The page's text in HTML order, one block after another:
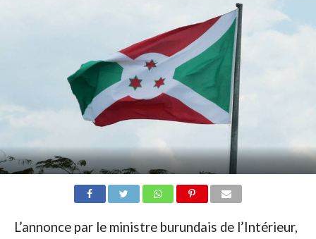
L’annonce par le ministre burundais de l’Intérieur,